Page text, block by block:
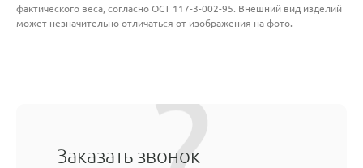
фактического веса, согласно ОСТ 117-3-002-95. Внешний вид изделий
может незначительно отличаться от изображения на фото.
Заказать звонок